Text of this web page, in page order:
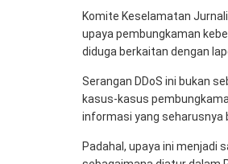
Komite Keselamatan
upaya pembungkaman
diduga berkaitan dengan
Serangan DDoS ini bukan
kasus-kasus
informasi yang seharusnya
Padahal, upaya ini menjadi